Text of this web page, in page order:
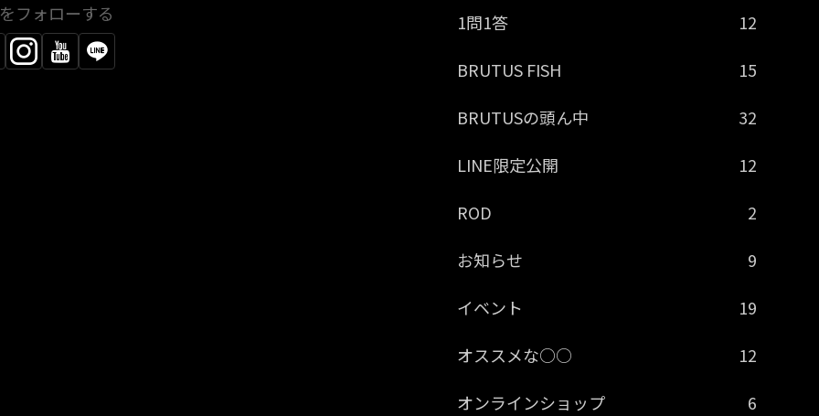
フォローする 1問1答
12
BRUTUS FISH
15
BRUTUSの頭ん中
32
LINE限定公開
12
ROD
2
お知らせ
9
イベント
19
オススメな○○
12
オンラインショップ
6